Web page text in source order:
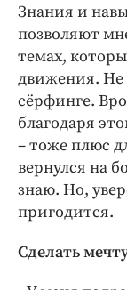
Знания и
позволяют
темах,
движения. Не
сёрфинге.
благодаря
– тоже плюс
вернулся на
знаю. Но,
пригодится.
Сделать